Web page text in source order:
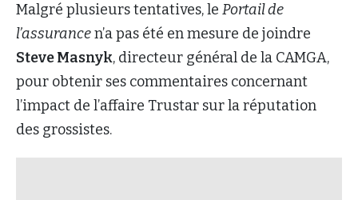
Malgré plusieurs tentatives, le Portail de
l’assurancen’a pas été en mesure de joindre
Steve Masnyk, directeur général de la CAMGA,
pour obtenir ses commentaires concernant
l’impact de l’affaire Trustar sur la réputation
des grossistes.